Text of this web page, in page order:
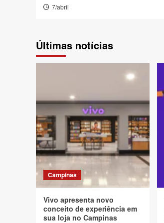
7/abril
Últimas notícias
Campinas
Vivo apresenta novo
conceito de experiência em
sua loja no Campinas